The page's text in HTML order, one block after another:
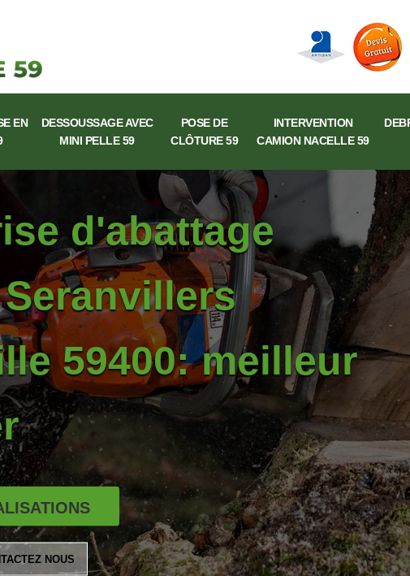
EN
DESSOUSSAGE AVEC
MINI PELLE 59
POSE DE
CLÔTURE 59
INTERVENTION
CAMION NACELLE 59
d'abattage
59400: meilleur
NOUS